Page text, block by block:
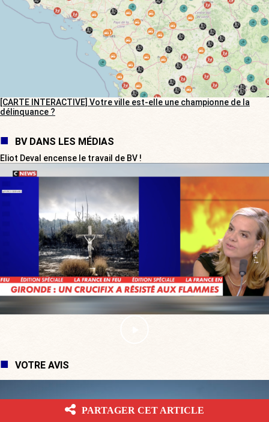
[CARTE INTERACTIVE] Votre ville est-elle une championne de la
délinquance ?
BV DANS LES MÉDIAS
Eliot Deval encense le travail de BV !
VOTRE AVIS
PARTAGER CET ARTICLE